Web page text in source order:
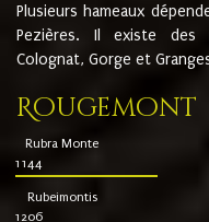
Plusieurs hameaux
Pezières. Il existe des
Colognat, Gorge et
Rougemont
Rubra Monte
1144
Rubeimontis
1206